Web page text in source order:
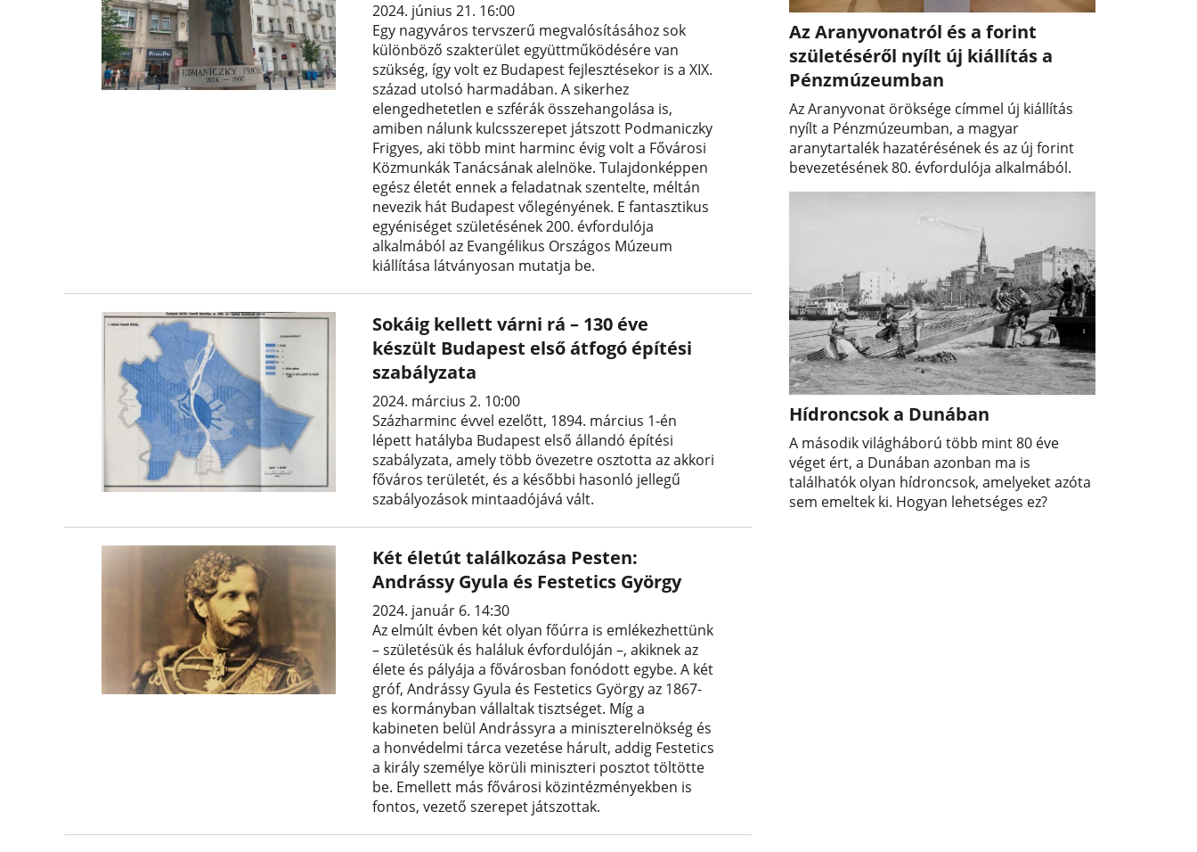
2024. június 21. 16:00
Egy nagyváros tervszerű megvalósításához sok
különböző szakterület együttműködésére van
szükség, így volt ez Budapest fejlesztésekor is a XIX.
század utolsó harmadában. A sikerhez
elengedhetetlen e szférák összehangolása is,
amiben nálunk kulcsszerepet játszott Podmaniczky
Frigyes, aki több mint harminc évig volt a Fővárosi
Közmunkák Tanácsának alelnöke. Tulajdonképpen
egész életét ennek a feladatnak szentelte, méltán
nevezik hát Budapest vőlegényének. E fantasztikus
egyéniséget születésének 200. évfordulója
alkalmából az Evangélikus Országos Múzeum
kiállítása látványosan mutatja be.
Sokáig kellett várni rá – 130 éve
készült Budapest első átfogó építési
szabályzata
2024. március 2. 10:00
Százharminc évvel ezelőtt, 1894. március 1-én
lépett hatályba Budapest első állandó építési
szabályzata, amely több övezetre osztotta az akkori
főváros területét, és a későbbi hasonló jellegű
szabályozások mintaadójává vált.
Két életút találkozása Pesten:
Andrássy Gyula és Festetics György
2024. január 6. 14:30
Az elmúlt évben két olyan főúrra is emlékezhettünk
– születésük és haláluk évfordulóján –, akiknek az
élete és pályája a fővárosban fonódott egybe. A két
gróf, Andrássy Gyula és Festetics György az 1867-
es kormányban vállaltak tisztséget. Míg a
kabineten belül Andrássyra a miniszterelnökség és
a honvédelmi tárca vezetése hárult, addig Festetics
a király személye körüli miniszteri posztot töltötte
be. Emellett más fővárosi közintézményekben is
fontos, vezető szerepet játszottak.
Az Aranyvonatról és a forint
születéséről nyílt új kiállítás a
Pénzmúzeumban
Az Aranyvonat öröksége címmel új kiállítás
nyílt a Pénzmúzeumban, a magyar
aranytartalék hazatérésének és az új forint
bevezetésének 80. évfordulója alkalmából.
Hídroncsok a Dunában
A második világháború több mint 80 éve
véget ért, a Dunában azonban ma is
találhatók olyan hídroncsok, amelyeket azóta
sem emeltek ki. Hogyan lehetséges ez?